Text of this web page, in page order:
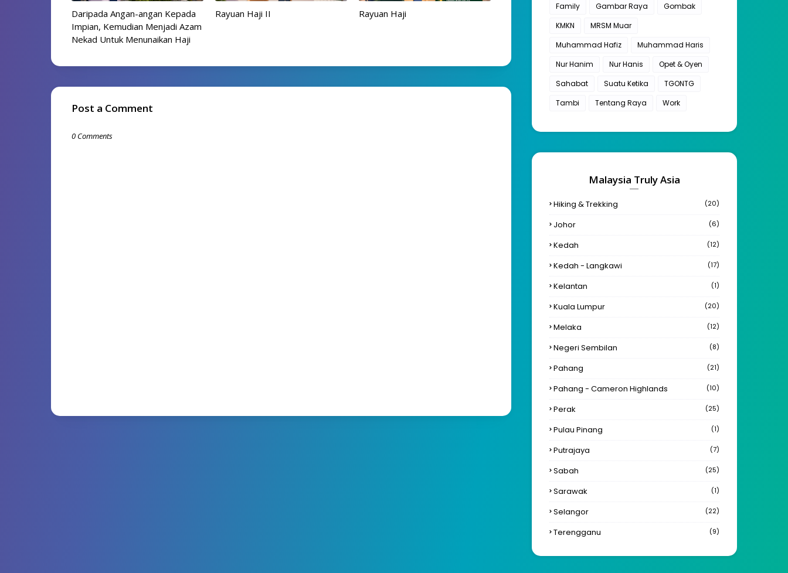
Daripada Angan-angan Kepada
Impian, Kemudian Menjadi Azam
Nekad Untuk Menunaikan Haji
Rayuan Haji II Rayuan Haji
Post a Comment
0 Comments
Family
Gambar Raya
Gombak
KMKN
MRSM Muar
Muhammad Hafiz
Muhammad Haris
Nur Hanim
Nur Hanis
Opet & Oyen
Sahabat
Suatu Ketika
TGONTG
Tambi
Tentang Raya Work
Malaysia Truly Asia
Hiking & Trekking (20)
Johor (6)
Kedah (12)
Kedah - Langkawi (17)
Kelantan (1)
Kuala Lumpur (20)
Melaka (12)
Negeri Sembilan (8)
Pahang (21)
Pahang - Cameron Highlands (10)
Perak (25)
Pulau Pinang (1)
Putrajaya (7)
Sabah (25)
Sarawak (1)
Selangor (22)
Terengganu (9)